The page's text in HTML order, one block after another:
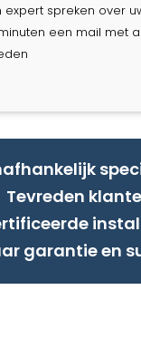
expert spreken over
een mail met
Tevreden
garantie en